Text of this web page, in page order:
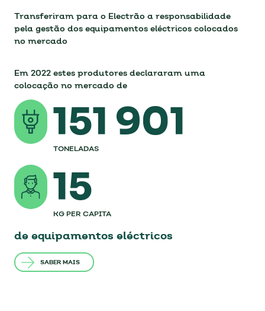
Transferiram para o Electrão a responsabilidade
pela gestão dos equipamentos eléctricos colocados
no mercado
SABER MAIS
Em 2022 estes produtores declararam uma
colocação no mercado de
151 901
TONELADAS
15
KG PER CAPITA
de equipamentos eléctricos
MILHARES DE UNIDADES COLOCADAS NO
MERCADO
KG PER CAPITA COLOCADO NO MERCADO
MERCADO